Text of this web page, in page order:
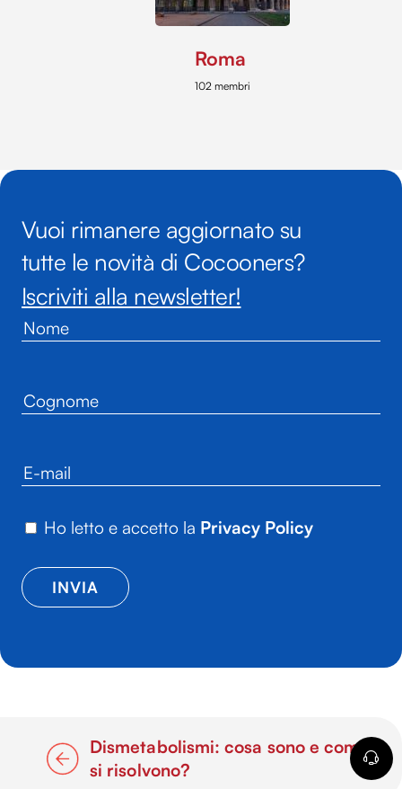
Roma
102 membri
Vuoi rimanere aggiornato su
tutte le novità di Cocooners?
Iscriviti alla newsletter!
Ho letto e accetto la Privacy Policy
Dismetabolismi: cosa sono e come
si risolvono?